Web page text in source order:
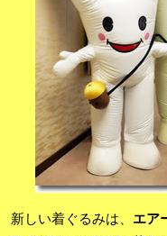
新しい着ぐるみは、 エア